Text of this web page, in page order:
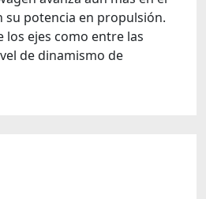
su potencia en propulsión.
ejes como entre las
de dinamismo de